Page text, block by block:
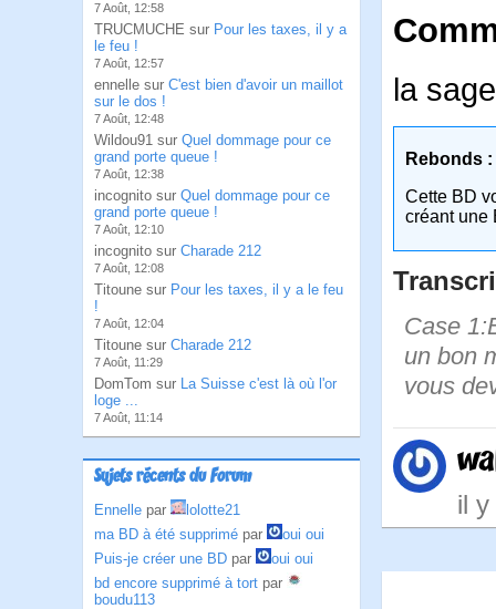
7 Août, 12:58
TRUCMUCHE sur Pour les taxes, il y a
le feu !
7 Août, 12:57
ennelle sur C'est bien d'avoir un maillot
sur le dos !
7 Août, 12:48
Wildou91 sur Quel dommage pour ce
grand porte queue !
7 Août, 12:38
incognito sur Quel dommage pour ce
grand porte queue !
7 Août, 12:10
incognito sur Charade 212
7 Août, 12:08
Titoune sur Pour les taxes, il y a le feu
!
7 Août, 12:04
Titoune sur Charade 212
7 Août, 11:29
DomTom sur La Suisse c'est là où l'or
loge ...
7 Août, 11:14
Sujets récents du Forum
Ennelle par
lolotte21
ma BD à été supprimé par
oui oui
Puis-je créer une BD par
oui oui
bd encore supprimé à tort par
boudu113
la
Rebonds :
Cette BD
créant une
Case
un bon
vous
il